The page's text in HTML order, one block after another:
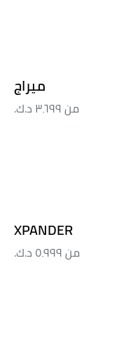
ميراج
من٣٬٦٩٩ د.ك.‏
XPANDER
من٥٬٩٩٩ د.ك.‏